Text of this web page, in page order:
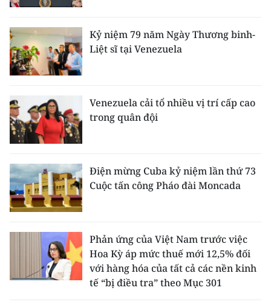
Kỷ niệm 79 năm Ngày Thương binh-
Liệt sĩ tại Venezuela
Venezuela cải tổ nhiều vị trí cấp cao
trong quân đội
Điện mừng Cuba kỷ niệm lần thứ 73
Cuộc tấn công Pháo đài Moncada
Phản ứng của Việt Nam trước việc
Hoa Kỳ áp mức thuế mới 12,5% đối
với hàng hóa của tất cả các nền kinh
tế “bị điều tra” theo Mục 301